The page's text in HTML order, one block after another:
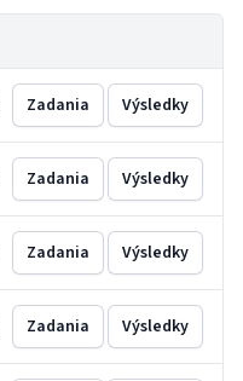
Zadania Výsledky
Zadania Výsledky
Zadania Výsledky
Zadania Výsledky